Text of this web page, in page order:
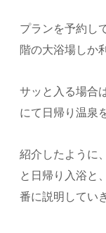
プランを予約し
階の大浴場しか
サッと入る場合
にて日帰り温泉
紹介したように
と日帰り入浴と
番に説明してい